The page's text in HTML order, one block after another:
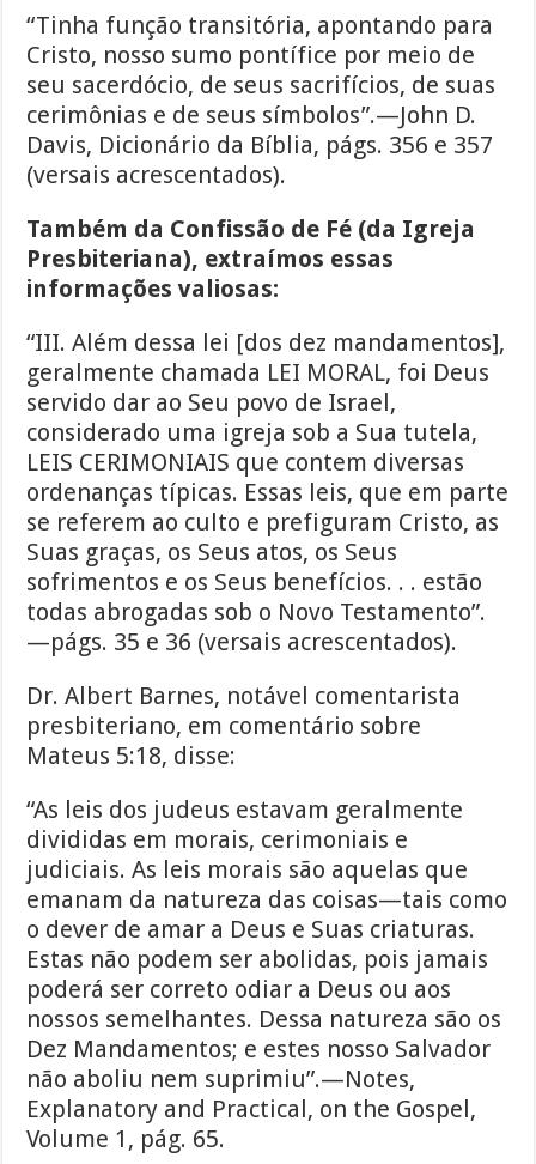
“Tinha função transitória, apontando para
Cristo, nosso sumo pontífice por meio de
seu sacerdócio, de seus sacrifícios, de suas
cerimônias e de seus símbolos”.—John D.
Davis, Dicionário da Bíblia, págs. 356 e 357
(versais acrescentados).
Também da Confissão de Fé (da Igreja
Presbiteriana), extraímos essas
informações valiosas:
“III. Além dessa lei [dos dez mandamentos],
geralmente chamada LEI MORAL, foi Deus
servido dar ao Seu povo de Israel,
considerado uma igreja sob a Sua tutela,
LEIS CERIMONIAIS que contem diversas
ordenanças típicas. Essas leis, que em parte
se referem ao culto e prefiguram Cristo, as
Suas graças, os Seus atos, os Seus
sofrimentos e os Seus benefícios. . . estão
todas abrogadas sob o Novo Testamento”.
—págs. 35 e 36 (versais acrescentados).
Dr. Albert Barnes, notável comentarista
presbiteriano, em comentário sobre
Mateus 5:18, disse:
“As leis dos judeus estavam geralmente
divididas em morais, cerimoniais e
judiciais. As leis morais são aquelas que
emanam da natureza das coisas—tais como
o dever de amar a Deus e Suas criaturas.
Estas não podem ser abolidas, pois jamais
poderá ser correto odiar a Deus ou aos
nossos semelhantes. Dessa natureza são os
Dez Mandamentos; e estes nosso Salvador
não aboliu nem suprimiu”.—Notes,
Explanatory and Practical, on the Gospel,
Volume 1, pág. 65.